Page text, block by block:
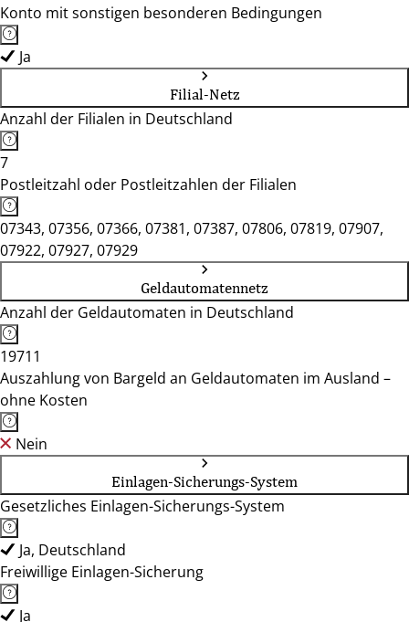
Konto mit sonstigen besonderen Bedingungen
Ja
Filial-Netz
Anzahl der Filialen in Deutschland
7
Postleitzahl oder Postleitzahlen der Filialen
07343, 07356, 07366, 07381, 07387, 07806, 07819, 07907,
07922, 07927, 07929
Geldautomatennetz
Anzahl der Geldautomaten in Deutschland
19711
Auszahlung von Bargeld an Geldautomaten im Ausland –
ohne Kosten
Nein
Einlagen-Sicherungs-System
Gesetzliches Einlagen-Sicherungs-System
Ja, Deutschland
Freiwillige Einlagen-Sicherung
Ja